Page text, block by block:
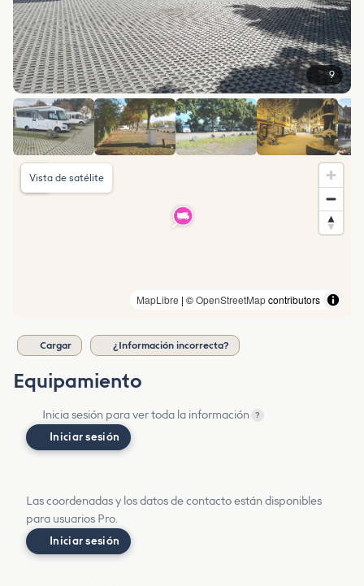
9
MapLibre | ©OpenStreetMapcontributors
Vista de satélite
Cargar ¿Información incorrecta?
Equipamiento
Inicia sesión para ver toda la información ?
Iniciar sesión
Las coordenadas y los datos de contacto están disponibles
para usuarios Pro.
Iniciar sesión